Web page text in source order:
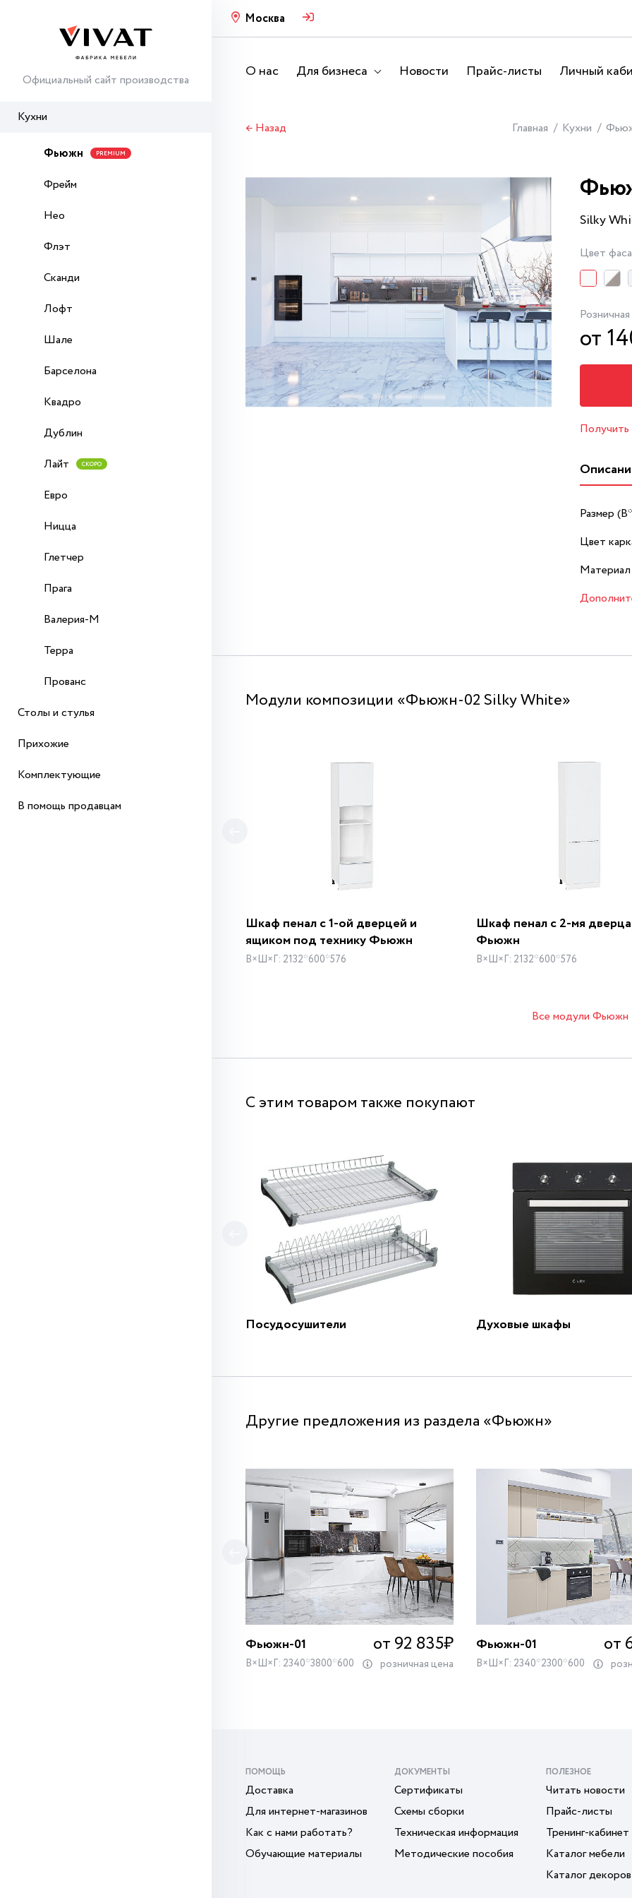
Официальный сайт производства
Кухни
Фьюжн PREMIUM
Фрейм
Нео
Флэт
Сканди
Лофт
Шале
Барселона
Квадро
Дублин
Лайт
СКОРО
Евро
Ницца
Глетчер
Прага
Валерия-М
Терра
Прованс
Столы и стулья
Прихожие
Комплектующие
В помощь продавцам
Москва
О нас Для бизнеса Новости Прайс-листы Личный
← Назад Главная Кухни
Silky
Цвет
от
Размер
Цвет
Материал
Модули композиции «Фьюжн-02 Silky White»
Шкаф пенал с 1-ой дверцей и
ящиком под технику Фьюжн
В×Ш×Г: 2132*600*576
Шкаф пенал с 2-мя
Фьюжн
В×Ш×Г: 2132*600*576
Все модули Фьюжн
С этим товаром также покупают
Посудосушители Духовые шкафы
Другие предложения из раздела «Фьюжн»
Фьюжн-01 от 92 835₽
В×Ш×Г: 2340*3800*600 розничная цена
Фьюжн-01 от
В×Ш×Г: 2340*2300*600
ПОМОЩЬ
Доставка
Для интернет-магазинов
Как с нами работать?
Обучающие материалы
ДОКУМЕНТЫ
Сертификаты
Схемы сборки
Техническая информация
Методические пособия
ПОЛЕЗНОЕ
Читать новости
Прайс-листы
Тренинг-кабинет
Каталог мебели
Каталог декоров